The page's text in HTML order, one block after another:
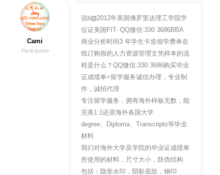
Cami
Participante
说b▧2012年美国佛罗里达理工学院学
位证美国FIT- QQ微信:330 3686BBA
商业分析时间3 年学生卡造假学费单在
线订购假的人力资源管理文凭样本的流
程是什么？QQ微信:330 3686购买毕业
证成绩单+留学服务诚信办理，专业制
作，誠招代理
专注留学服务，拥有海外样板无数，能
完美1:1还原海外各国大学
degree、Diploma、Transcripts等毕业
材料
我们对海外大学及学院的毕业证成绩单
所使用的材料，尺寸大小，防伪结构
包括：隐形水印，阴影底纹，钢印